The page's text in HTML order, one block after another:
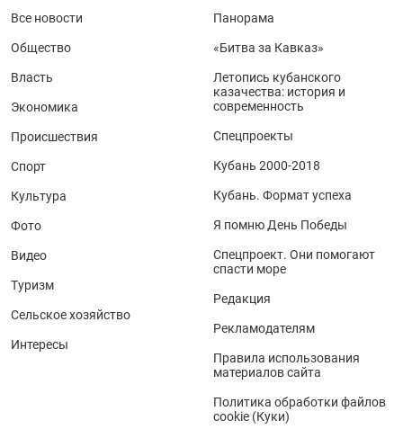
Все новости
Общество
Власть
Экономика
Происшествия
Спорт
Культура
Фото
Видео
Туризм
Сельское хозяйство
Интересы
Панорама
«Битва за Кавказ»
Летопись кубанского
казачества: история и
современность
Спецпроекты
Кубань 2000-2018
Кубань. Формат успеха
Я помню День Победы
Спецпроект. Они помогают
спасти море
Редакция
Рекламодателям
Правила использования
материалов сайта
Политика обработки файлов
cookie (Куки)